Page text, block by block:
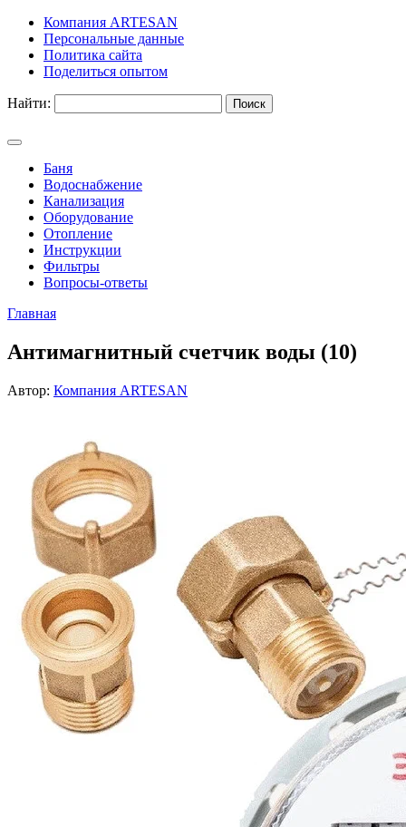
Компания ARTESAN
Персональные данные
Политика сайта
Поделиться опытом
Найти:
Баня
Водоснабжение
Канализация
Оборудование
Отопление
Инструкции
Фильтры
Вопросы-ответы
Главная
Антимагнитный счетчик воды (10)
Автор: Компания ARTESAN